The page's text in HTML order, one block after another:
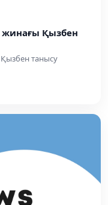
жинағы Қызбен
танысу